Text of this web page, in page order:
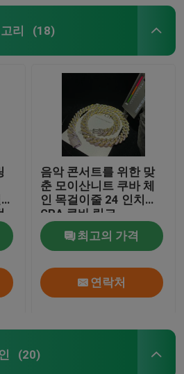
리 (18)
음악 콘서트를 위한 맞
춘 모이산니트 쿠바 체
인 목걸이줄 24 인치
GRA 쿠바 링크
최고의 가격
연락처
(20)